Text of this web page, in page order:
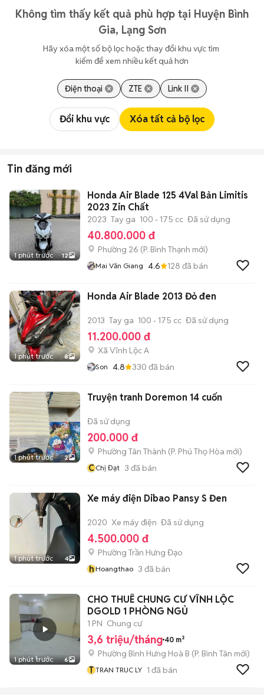
Không tìm thấy kết quả phù hợp tại Huyện Bình
Gia, Lạng Sơn
Hãy xóa một số bộ lọc hoặc thay đổi khu vực tìm
kiếm để xem nhiều kết quả hơn
Điện thoại ZTE Link II
Đổi khu vực Xóa tất cả bộ lọc
Tin đăng mới
1 phút trước 12
Honda Air Blade 125 4Val Bản Limitis
2023 Zin Chất
2023 Tay ga 100 - 175 cc Đã sử dụng
40.800.000 đ
Phường 26 (P. Bình Thạnh mới)
Mai Văn Giang 4.6 128 đã bán
1 phút trước 8
Honda Air Blade 2013 Đỏ đen
2013 Tay ga 100 - 175 cc Đã sử dụng
11.200.000 đ
Xã Vĩnh Lộc A
Son 4.8 330 đã bán
1 phút trước 2
Truyện tranh Doremon 14 cuốn
Đã sử dụng
200.000 đ
Phường Tân Thành (P. Phú Thọ Hòa mới)
CChị Đạt 3 đã bán
1 phút trước 4
Xe máy điện Dibao Pansy S Đen
2020 Xe máy điện Đã sử dụng
4.500.000 đ
Phường Trần Hưng Đạo
hHoangthao 3 đã bán
1 phút trước 6
CHO THUÊ CHUNG CƯ VĨNH LỘC
DGOLD 1 PHÒNG NGỦ
1 PN Chung cư
3,6 triệu/tháng 40 m²
Phường Bình Hưng Hoà B (P. Bình Tân mới)
T TRAN TRUC LY 1 đã bán